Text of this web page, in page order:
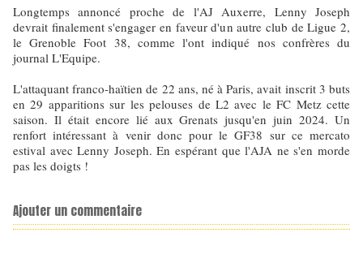
Longtemps annoncé proche de l'AJ Auxerre, Lenny Joseph
devrait finalement s'engager en faveur d'un autre club de Ligue 2,
le Grenoble Foot 38, comme l'ont indiqué nos confrères du
journal L'Equipe.
L'attaquant franco-haïtien de 22 ans, né à Paris, avait inscrit 3 buts
en 29 apparitions sur les pelouses de L2 avec le FC Metz cette
saison. Il était encore lié aux Grenats jusqu'en juin 2024. Un
renfort intéressant à venir donc pour le GF38 sur ce mercato
estival avec Lenny Joseph. En espérant que l'AJA ne s'en morde
pas les doigts !
Ajouter un commentaire